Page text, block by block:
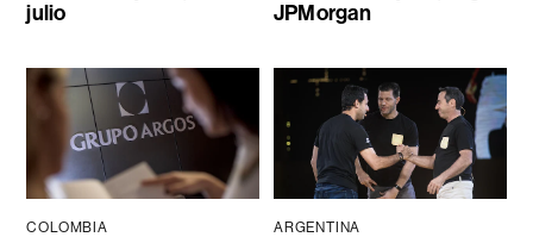
julio
JPMorgan
COLOMBIA ARGENTINA